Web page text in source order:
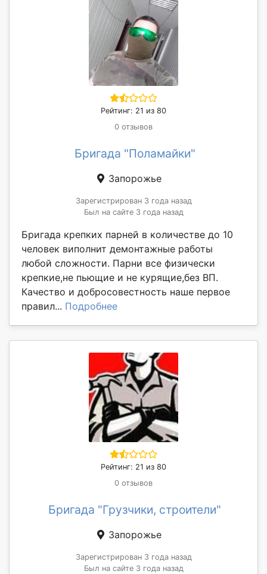
Рейтинг: 21 из 80
0 отзывов
Бригада "Поламайки"
Запорожье
Зарегистрирован 3 года назад
Был на сайте 3 года назад
Бригада крепких парней в количестве до 10
человек виполнит демонтажные работы
любой сложности. Парни все физически
крепкие,не пьющие и не курящие,без ВП.
Качество и добросовестность наше первое
правил... Подробнее
Рейтинг: 21 из 80
0 отзывов
Бригада "Грузчики, строители"
Запорожье
Зарегистрирован 3 года назад
Был на сайте 3 года назад